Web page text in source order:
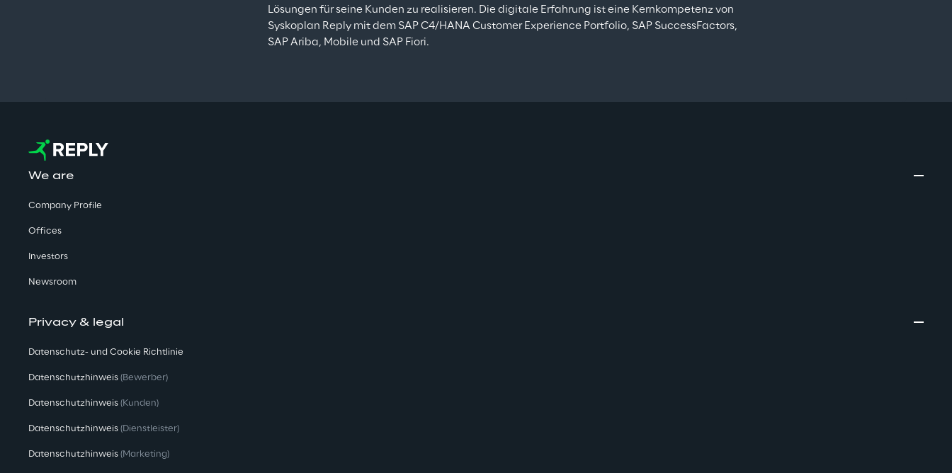
Lösungen für seine Kunden zu realisieren. Die digitale Erfahrung ist eine Kernkompetenz von
Syskoplan Reply mit dem SAP C4/HANA Customer Experience Portfolio, SAP SuccessFactors,
SAP Ariba, Mobile und SAP Fiori.
We are
Company Profile
Offices
Investors
Newsroom
Privacy & legal
Datenschutz- und Cookie Richtlinie
Datenschutzhinweis (Bewerber)
Datenschutzhinweis (Kunden)
Datenschutzhinweis (Dienstleister)
Datenschutzhinweis (Marketing)